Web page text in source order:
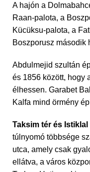
A hajón a
Raan-palota, a
Kücüksu-palota, a
Boszporusz második
Abdulmejid szultán
és 1856 között, hogy
élhessen. Garabet
Kalfa mind örmény
Taksim tér és Istiklal
túlnyomó többsége
utca, amely csak
ellátva, a város